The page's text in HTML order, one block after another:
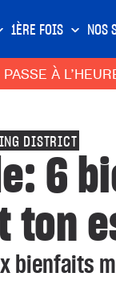
1ÈRE FOIS NOS
D’ÉTÉ :
DISTRICT
6
ton
bienfaits